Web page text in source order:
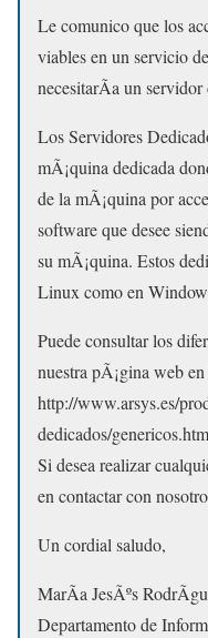
Le comunico que los
viables en un servicio
necesitarÃ­a un
Los Servidores
mÃ¡quina dedicada
de la mÃ¡quina por
software que desee
su mÃ¡quina. Estos
Linux como en
Puede consultar los
nuestra pÃ¡gina web
http://www.arsys.es/
dedicados/
Si desea realizar
en contactar con
Un cordial saludo,
MarÃ­a JesÃºs
Departamento de